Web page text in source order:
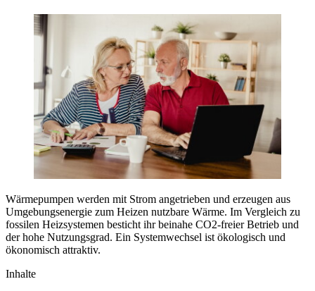
Wärmepumpen werden mit Strom angetrieben und erzeugen aus
Umgebungsenergie zum Heizen nutzbare Wärme. Im Vergleich zu
fossilen Heizsystemen besticht ihr beinahe CO2-freier Betrieb und
der hohe Nutzungsgrad. Ein Systemwechsel ist ökologisch und
ökonomisch attraktiv.
Inhalte